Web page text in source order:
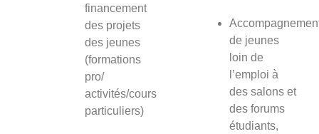
financement
des projets
des jeunes
(formations
pro/
activités/cours
particuliers)
de jeunes
loin de
l’emploi à
des salons et
des forums
étudiants,